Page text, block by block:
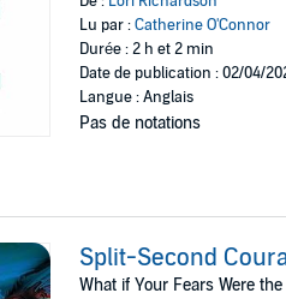
Lu par :Catherine O'Connor
Durée : 2 h et 2 min
Date de publication : 02/04/
Langue : Anglais
Pas de notations
Split-Second
What if Your Fears Were